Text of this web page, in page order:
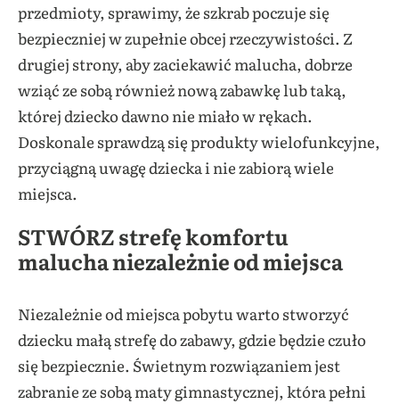
przedmioty, sprawimy, że szkrab poczuje się
bezpieczniej w zupełnie obcej rzeczywistości. Z
drugiej strony, aby zaciekawić malucha, dobrze
wziąć ze sobą również nową zabawkę lub taką,
której dziecko dawno nie miało w rękach.
Doskonale sprawdzą się produkty wielofunkcyjne,
przyciągną uwagę dziecka i nie zabiorą wiele
miejsca.
STWÓRZ strefę komfortu
malucha niezależnie od miejsca
Niezależnie od miejsca pobytu warto stworzyć
dziecku małą strefę do zabawy, gdzie będzie czuło
się bezpiecznie. Świetnym rozwiązaniem jest
zabranie ze sobą maty gimnastycznej, która pełni